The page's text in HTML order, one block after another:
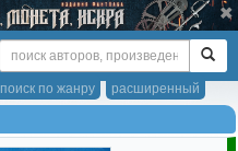
расширенный
поиск по жанру